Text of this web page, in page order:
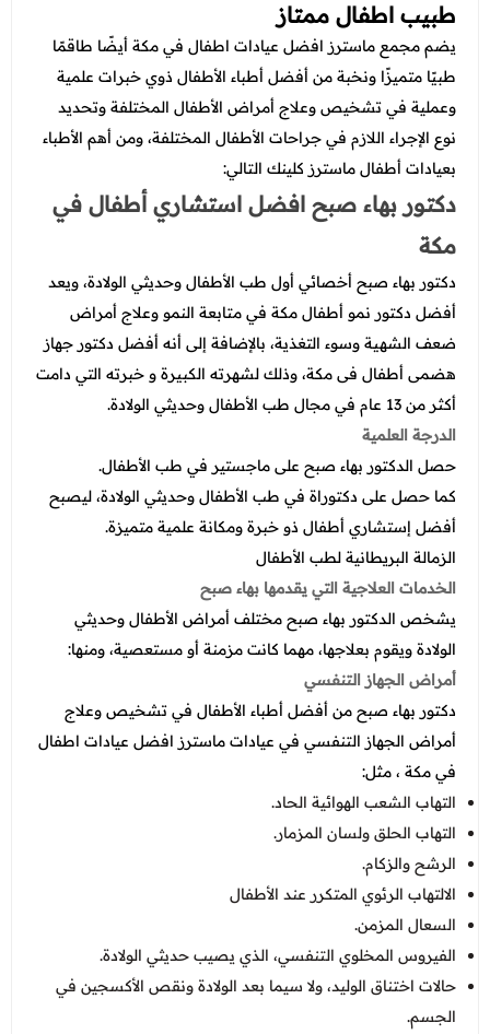
طبيب اطفال ممتاز
يضم مجمع ماسترز افضل عيادات اطفال في مكة أيضًا طاقمًا
طبيًا متميزًا ونخبة من أفضل أطباء الأطفال ذوي خبرات علمية
وعملية في تشخيص وعلاج أمراض الأطفال المختلفة وتحديد
نوع الإجراء اللازم في جراحات الأطفال المختلفة، ومن أهم الأطباء
بعيادات أطفال ماسترز كلينك التالي:
دكتور بهاء صبح افضل استشاري أطفال في
مكة
دكتور بهاء صبح أخصائي أول طب الأطفال وحديثي الولادة، ويعد
أفضل دكتور نمو أطفال مكة في متابعة النمو وعلاج أمراض
ضعف الشهية وسوء التغذية، بالإضافة إلى أنه أفضل دكتور جهاز
هضمى أطفال فى مكة، وذلك لشهرته الكبيرة و خبرته التي دامت
أكثر من 13 عام في مجال طب الأطفال وحديثي الولادة.
الدرجة العلمية
حصل الدكتور بهاء صبح على ماجستير في طب الأطفال.
كما حصل على دكتوراة في طب الأطفال وحديثي الولادة، ليصبح
أفضل إستشاري أطفال ذو خبرة ومكانة علمية متميزة.
الزمالة البريطانية لطب الأطفال
الخدمات العلاجية التي يقدمها بهاء صبح
يشخص الدكتور بهاء صبح مختلف أمراض الأطفال وحديثي
الولادة ويقوم بعلاجها، مهما كانت مزمنة أو مستعصية، ومنها:
أمراض الجهاز التنفسي
دكتور بهاء صبح من أفضل أطباء الأطفال في تشخيص وعلاج
أمراض الجهاز التنفسي في عيادات ماسترز افضل عيادات اطفال
في مكة ، مثل:
التهاب الشعب الهوائية الحاد.
التهاب الحلق ولسان المزمار.
الرشح والزكام.
الالتهاب الرئوي المتكرر عند الأطفال
السعال المزمن.
الفيروس المخلوي التنفسي، الذي يصيب حديثي الولادة.
حالات اختناق الوليد، ولا سيما بعد الولادة ونقص الأكسجين في
الجسم.